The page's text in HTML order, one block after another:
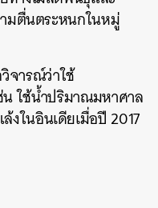
มตื่นตระหนกในหมู่
จารณ์ว่าใช้
น ใช้น้ำปริมาณมหาศาล
ในอินเดียเมื่อปี 2017